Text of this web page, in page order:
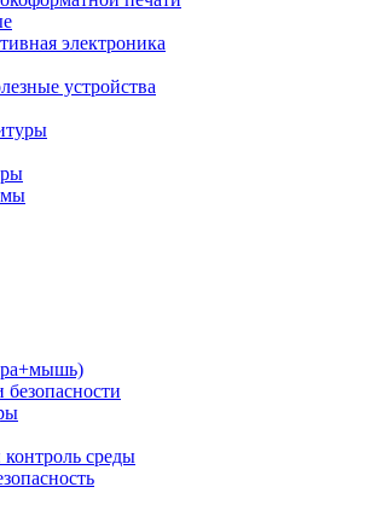
электроника
устройства
безопасности
среды